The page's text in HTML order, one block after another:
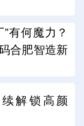
有何魔力？
合肥智造新
解锁高颜